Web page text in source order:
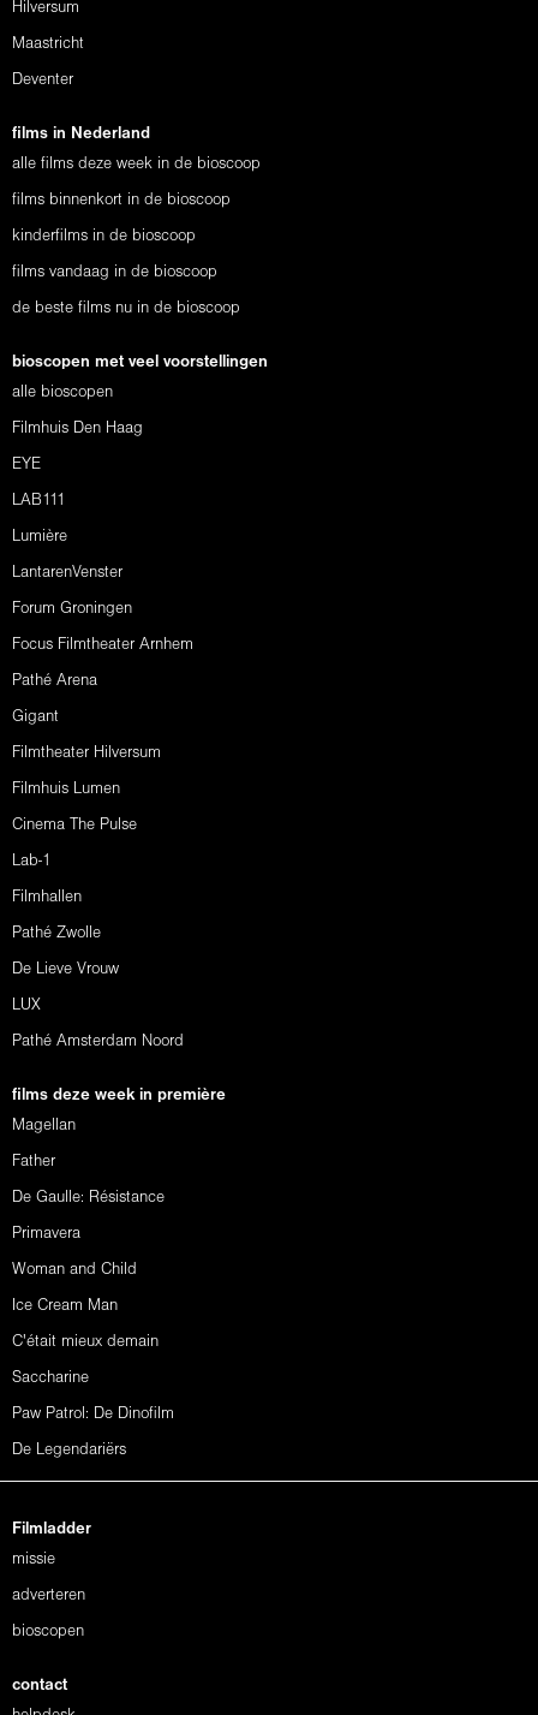
Hilversum
Maastricht
Deventer
films in Nederland
alle films deze week in de bioscoop
films binnenkort in de bioscoop
kinderfilms in de bioscoop
films vandaag in de bioscoop
de beste films nu in de bioscoop
bioscopen met veel voorstellingen
alle bioscopen
Filmhuis Den Haag
EYE
LAB111
Lumière
LantarenVenster
Forum Groningen
Focus Filmtheater Arnhem
Pathé Arena
Gigant
Filmtheater Hilversum
Filmhuis Lumen
Cinema The Pulse
Lab-1
Filmhallen
Pathé Zwolle
De Lieve Vrouw
LUX
Pathé Amsterdam Noord
films deze week in première
Magellan
Father
De Gaulle: Résistance
Primavera
Woman and Child
Ice Cream Man
C'était mieux demain
Saccharine
Paw Patrol: De Dinofilm
De Legendariërs
Filmladder
missie
adverteren
bioscopen
contact